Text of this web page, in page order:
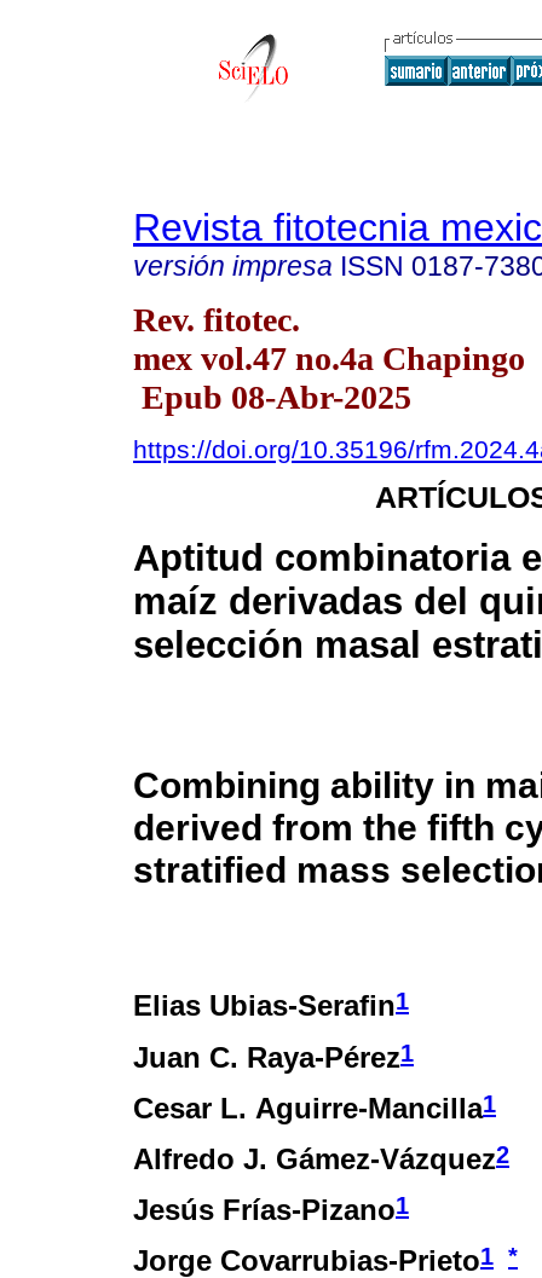
Revista fitotecnia
versión impresa ISSN 0187-
Rev. fitotec.
mex vol.47 no.4a Chapingo
Epub 08-Abr-2025
https://doi.org/10.35196/
Aptitud combinatoria
maíz derivadas del
selección masal
Combining ability in
derived from the fifth
stratified mass
Elias Ubias-Serafin1
Juan C. Raya-Pérez1
Cesar L. Aguirre-Mancilla1
Alfredo J. Gámez-Vázquez2
Jesús Frías-Pizano1
Jorge Covarrubias-Prieto1 *